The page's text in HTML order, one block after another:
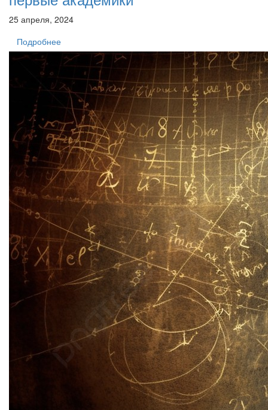
25 апреля, 2024
Подробнее